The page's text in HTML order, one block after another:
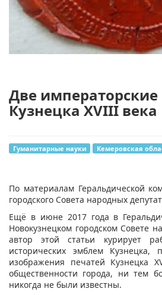
Две императорские
Кузнецка XVIII века
Гуманитарные науки Кемеровская
По материалам Геральдической
городского Совета народных
Ещё в июне 2017 года в
Новокузнецком городском Совете
автор этой статьи курирует
исторических эмблем Кузнецка,
изображения печатей Кузнецка
общественности города, ни тем
никогда не были известны.